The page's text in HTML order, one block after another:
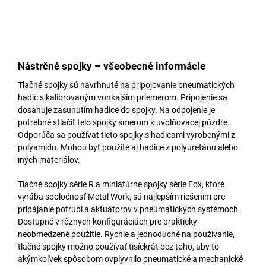
Nástrčné spojky – všeobecné informácie
Tlačné spojky sú navrhnuté na pripojovanie pneumatických
hadíc s kalibrovaným vonkajším priemerom. Pripojenie sa
dosahuje zasunutím hadice do spojky. Na odpojenie je
potrebné stlačiť telo spojky smerom k uvolňovacej púzdre.
Odporúča sa používať tieto spojky s hadicami vyrobenými z
polyamidu. Mohou byť použité aj hadice z polyuretánu alebo
iných materiálov.
Tlačné spojky série R a miniatúrne spojky série Fox, ktoré
vyrába spoločnosť Metal Work, sú najlepším riešením pre
pripájanie potrubí a aktuátorov v pneumatických systémoch.
Dostupné v rôznych konfiguráciách pre prakticky
neobmedzené použitie. Rýchle a jednoduché na používanie,
tlačné spojky možno používať tisíckrát bez toho, aby to
akýmkoľvek spôsobom ovplyvnilo pneumatické a mechanické